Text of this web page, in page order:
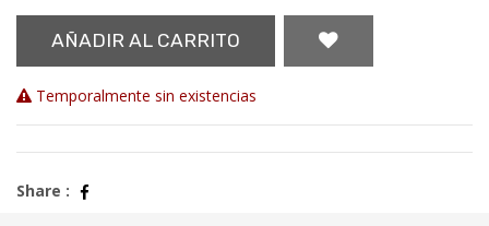
AÑADIR AL CARRITO
Temporalmente sin existencias
Share :